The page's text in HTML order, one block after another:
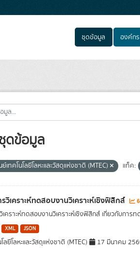
ชุดข้อมูล องค์กร
ดข้อมูล
เทคโนโลยีโลหะและวัสดุแห่งชาติ (MTEC) แท็ค:
วิเคราะห์ทดสอบงานวิเคราะห์เชิงฟิสิกส์
เคราะห์ทดสอบงานวิเคราะห์เชิงฟิสิกส์ เกี่ยวกับก
XML JSON
ยีโลหะและวัสดุแห่งชาติ (MTEC) 17 มีนาคม